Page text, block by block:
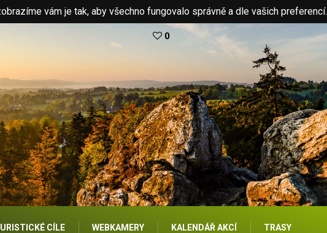
vám je tak, aby všechno fungovalo správně a dle vašich preferencí.
0
CÍLE WEBKAMERY KALENDÁŘ AKCÍ TRASY